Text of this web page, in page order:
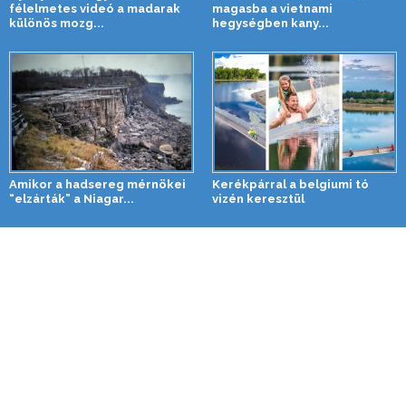
félelmetes videó a madarak
különös mozg...
magasba a vietnami
hegységben kany...
Amikor a hadsereg mérnökei
“elzárták” a Niagar...
Kerékpárral a belgiumi tó
vizén keresztül